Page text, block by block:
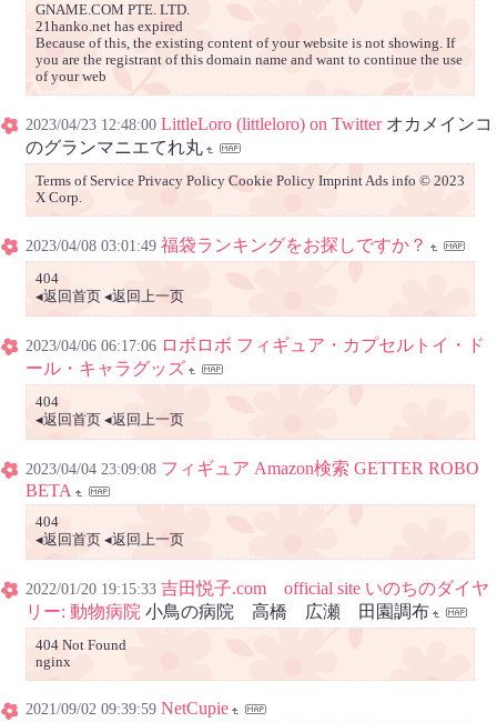
GNAME.COM PTE. LTD.
21hanko.net has expired
Because of this, the existing content of your website is not showing. If
you are the registrant of this domain name and want to continue the use
of your web
2023/04/23 12:48:00 LittleLoro (littleloro) on Twitter オカメインコ
のグランマニエてれ丸
Terms of Service Privacy Policy Cookie Policy Imprint Ads info © 2023
X Corp.
2023/04/08 03:01:49 福袋ランキングをお探しですか？
404
◂返回首页 ◂返回上一页
2023/04/06 06:17:06 ロボロボ フィギュア・カプセルトイ・ド
ール・キャラグッズ
404
◂返回首页 ◂返回上一页
2023/04/04 23:09:08 フィギュア Amazon検索 GETTER ROBO
BETA
404
◂返回首页 ◂返回上一页
2022/01/20 19:15:33 吉田悦子.com official site いのちのダイヤ
リー: 動物病院 小鳥の病院 高橋 広瀬 田園調布
404 Not Found
nginx
2021/09/02 09:39:59 NetCupie